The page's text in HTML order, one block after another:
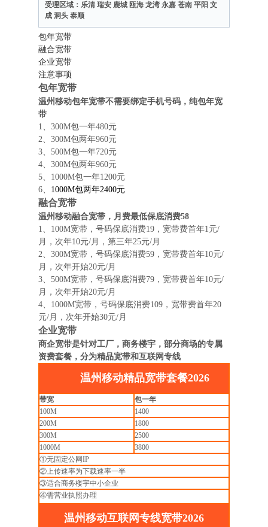
受理区域：乐清 瑞安 鹿城 瓯海 龙湾 永嘉 苍南 平阳 文
成 洞头 泰顺
包年宽带
融合宽带
企业宽带
注意事项
包年宽带
温州移动包年宽带不需要绑定手机号码，纯包年宽
带
1、300M包一年480元
2、300M包两年960元
3、500M包一年720元
4、300M包两年960元
5、1000M包一年1200元
6、 1000M包两年2400元
融合宽带
温州移动融合宽带，月费最低保底消费58
1、100M宽带，号码保底消费19，宽带费首年1元/
月，次年10元/月，第三年25元/月
2、300M宽带，号码保底消费59，宽带费首年10元/
月，次年开始20元/月
3、500M宽带，号码保底消费79，宽带费首年10元/
月，次年开始20元/月
4、1000M宽带，号码保底消费109，宽带费首年20
元/月，次年开始30元/月
企业宽带
商企宽带是针对工厂，商务楼宇，部分商场的专属
资费套餐，分为精品宽带和互联网专线
温州移动精品宽带套餐2026
带宽
包一年
100M
1400
200M
1800
300M
2500
1000M
3800
①无固定公网IP
②上传速率为下载速率一半
③适合商务楼宇中小企业
④需营业执照办理
温州移动互联网专线宽带2026